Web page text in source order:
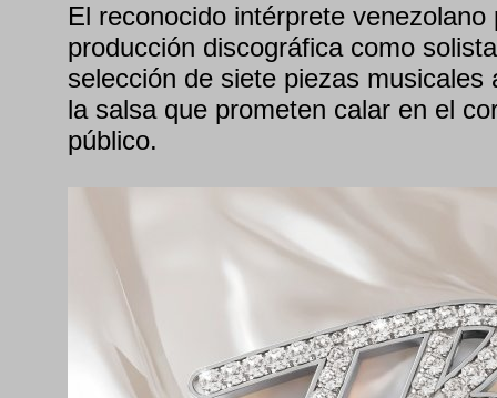
El reconocido intérprete
producción discográfica como
selección de siete piezas musicales
la salsa que prometen calar en el
público.